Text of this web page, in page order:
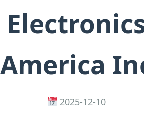
America
2025-12-10